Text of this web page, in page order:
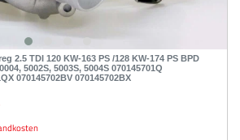
2.5 TDI 120 KW-163 PS /128 KW-174 PS BPD
5002S, 5003S, 5004S 070145701Q
070145702BV 070145702BX